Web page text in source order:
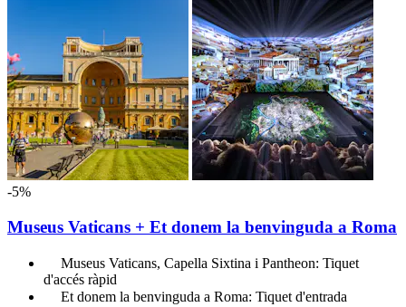
-5%
Museus Vaticans + Et donem la benvinguda a Roma
Museus Vaticans, Capella Sixtina i Pantheon: Tiquet
d'accés ràpid
Et donem la benvinguda a Roma: Tiquet d'entrada